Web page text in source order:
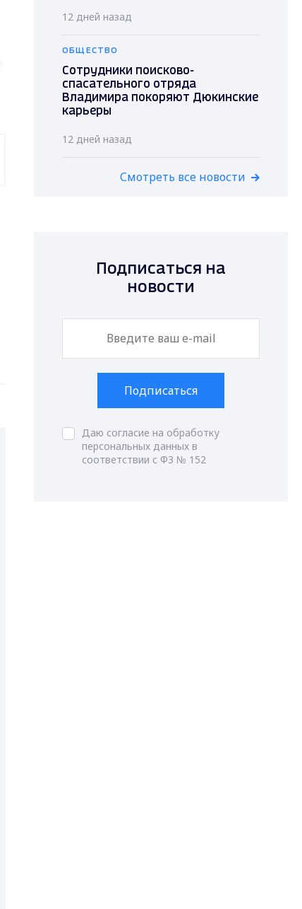
12 дней назад
ОБЩЕСТВО
Сотрудники поисково-
спасательного отряда
Владимира покоряют Дюкинские
карьеры
12 дней назад
Смотреть все новости
Подписаться на
новости
Подписаться
Даю согласие на обработку
персональных данных в
соответствии с ФЗ № 152